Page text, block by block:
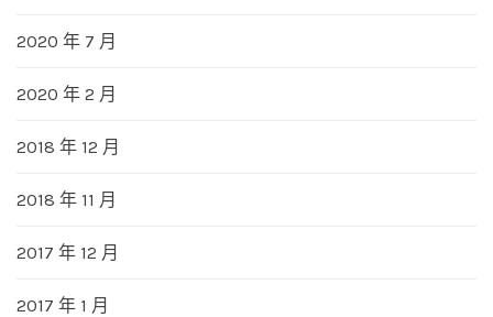
2020 年 7 月
2020 年 2 月
2018 年 12 月
2018 年 11 月
2017 年 12 月
2017 年 1 月